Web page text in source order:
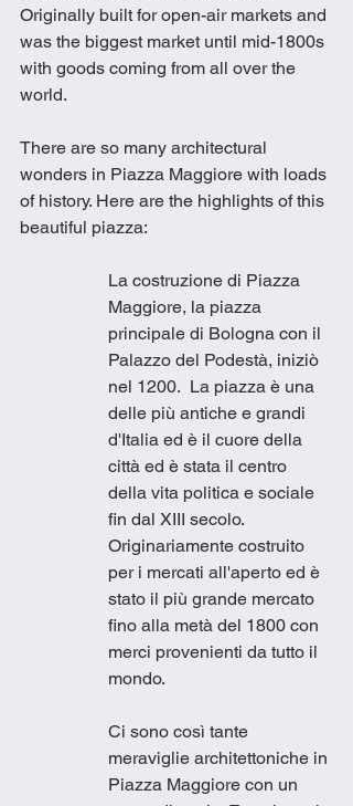
Originally built for open-air markets and
was the biggest market until mid-1800s
with goods coming from all over the
world.
There are so many architectural
wonders in Piazza Maggiore with loads
of history. Here are the highlights of this
beautiful piazza:
La costruzione di Piazza
Maggiore, la piazza
principale di Bologna con il
Palazzo del Podestà, iniziò
nel 1200.  La piazza è una
delle più antiche e grandi
d'Italia ed è il cuore della
città ed è stata il centro
della vita politica e sociale
fin dal XIII secolo.
Originariamente costruito
per i mercati all'aperto ed è
stato il più grande mercato
fino alla metà del 1800 con
merci provenienti da tutto il
mondo.
Ci sono così tante
meraviglie architettoniche in
Piazza Maggiore con un